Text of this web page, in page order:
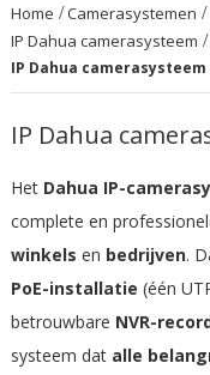
Home Camerasystemen
IP Dahua camerasysteem
IP Dahua
IP Dahua
Het Dahua IP-
complete en
winkels en bedrijven.
PoE-installatie (één
betrouwbare NVR-
systeem dat alle